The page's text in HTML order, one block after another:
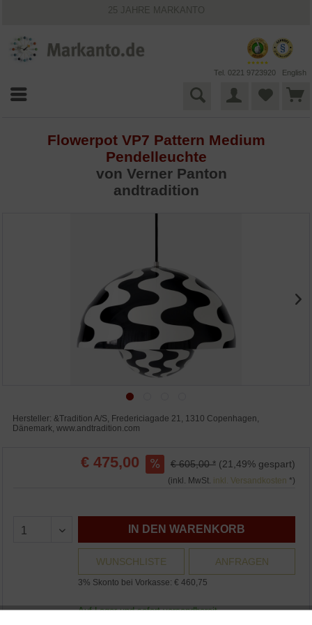
25 JAHRE MARKANTO
VIELFÄLTIGE ZAHLUNGSMÖGLICHKEITEN
BESTPRICE-GARANTIE
Tel. 0221 9723920 English
Flowerpot VP7 Pattern Medium
Pendelleuchte
von Verner Panton
andtradition
Hersteller: &Tradition A/S, Fredericiagade 21, 1310 Copenhagen,
Dänemark, www.andtradition.com
€ 475,00 € 605,00 * (21,49% gespart)
(inkl. MwSt. inkl. Versandkosten *)
IN DEN WARENKORB
WUNSCHLISTE ANFRAGEN
3% Skonto bei Vorkasse: € 460,75
Auf Lager und sofort versandbereit.